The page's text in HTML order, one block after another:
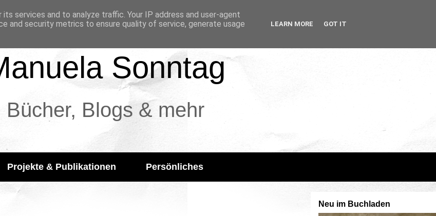
Sonntag
Bücher, Blogs & mehr
Projekte & Publikationen Persönliches
Neu im Buchladen
services and to analyze traffic. Your IP address and user-agent
and security metrics to ensure quality of service, generate usage
LEARN MORE GOT IT